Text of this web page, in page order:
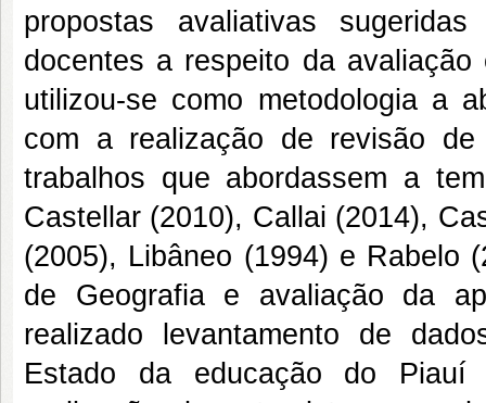
propostas avaliativas
docentes a respeito da
utilizou-se como metodologia a
com a realização de revisão de
trabalhos que abordassem a
Castellar (2010), Callai (2014),
(2005), Libâneo (1994) e Rabelo
de Geografia e avaliação da
realizado levantamento de
Estado da educação do Piauí